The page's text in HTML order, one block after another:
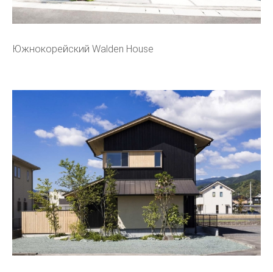
Южнокорейский Walden House